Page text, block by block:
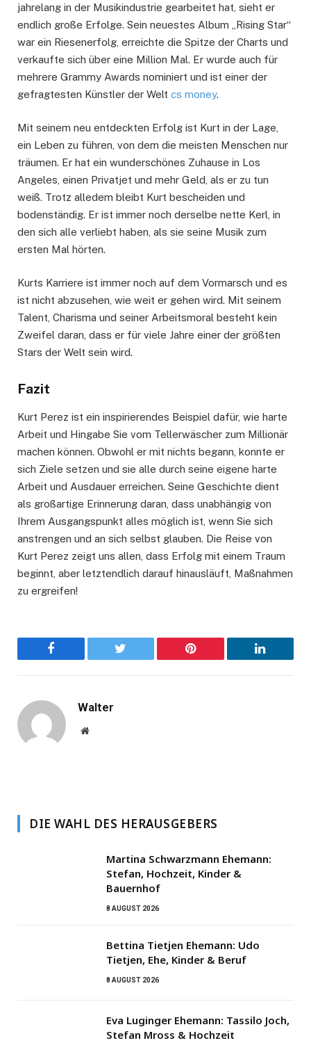
jahrelang in der Musikindustrie gearbeitet hat, sieht er
endlich große Erfolge. Sein neuestes Album „Rising Star“
war ein Riesenerfolg, erreichte die Spitze der Charts und
verkaufte sich über eine Million Mal. Er wurde auch für
mehrere Grammy Awards nominiert und ist einer der
gefragtesten Künstler der Welt cs money.
Mit seinem neu entdeckten Erfolg ist Kurt in der Lage,
ein Leben zu führen, von dem die meisten Menschen nur
träumen. Er hat ein wunderschönes Zuhause in Los
Angeles, einen Privatjet und mehr Geld, als er zu tun
weiß. Trotz alledem bleibt Kurt bescheiden und
bodenständig. Er ist immer noch derselbe nette Kerl, in
den sich alle verliebt haben, als sie seine Musik zum
ersten Mal hörten.
Kurts Karriere ist immer noch auf dem Vormarsch und es
ist nicht abzusehen, wie weit er gehen wird. Mit seinem
Talent, Charisma und seiner Arbeitsmoral besteht kein
Zweifel daran, dass er für viele Jahre einer der größten
Stars der Welt sein wird.
Fazit
Kurt Perez ist ein inspirierendes Beispiel dafür, wie harte
Arbeit und Hingabe Sie vom Tellerwäscher zum Millionär
machen können. Obwohl er mit nichts begann, konnte er
sich Ziele setzen und sie alle durch seine eigene harte
Arbeit und Ausdauer erreichen. Seine Geschichte dient
als großartige Erinnerung daran, dass unabhängig von
Ihrem Ausgangspunkt alles möglich ist, wenn Sie sich
anstrengen und an sich selbst glauben. Die Reise von
Kurt Perez zeigt uns allen, dass Erfolg mit einem Traum
beginnt, aber letztendlich darauf hinausläuft, Maßnahmen
zu ergreifen!
Facebook Twitter Pinterest LinkedIn
Walter
Website
DIE WAHL DES HERAUSGEBERS
Martina Schwarzmann Ehemann:
Stefan, Hochzeit, Kinder &
Bauernhof
8 AUGUST 2026
Bettina Tietjen Ehemann: Udo
Tietjen, Ehe, Kinder & Beruf
8 AUGUST 2026
Eva Luginger Ehemann: Tassilo Joch,
Stefan Mross & Hochzeit